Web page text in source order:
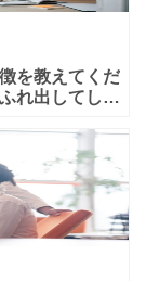
を教えてくだ
れ出してしま
ない？って行